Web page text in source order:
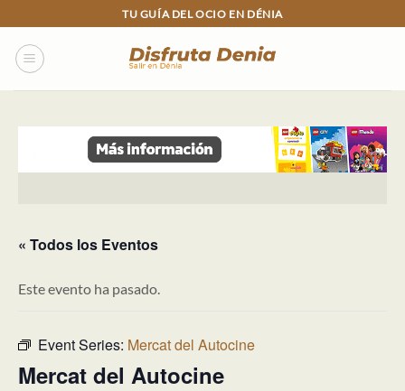
to
content
TU GUÍA DEL OCIO EN DÉNIA
« Todos los Eventos
Este evento ha pasado.
Event Series: Mercat del Autocine
Mercat del Autocine